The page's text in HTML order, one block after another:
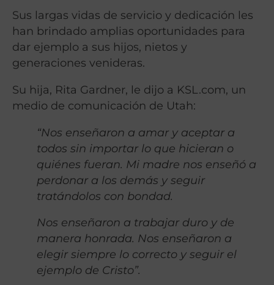
Sus largas vidas de servicio y dedicación les
han brindado amplias oportunidades para
dar ejemplo a sus hijos, nietos y
generaciones venideras.
Su hija, Rita Gardner, le dijo a KSL.com, un
medio de comunicación de Utah:
“Nos enseñaron a amar y aceptar a
todos sin importar lo que hicieran o
quiénes fueran. Mi madre nos enseñó a
perdonar a los demás y seguir
tratándolos con bondad.
Nos enseñaron a trabajar duro y de
manera honrada. Nos enseñaron a
elegir siempre lo correcto y seguir el
ejemplo de Cristo”.